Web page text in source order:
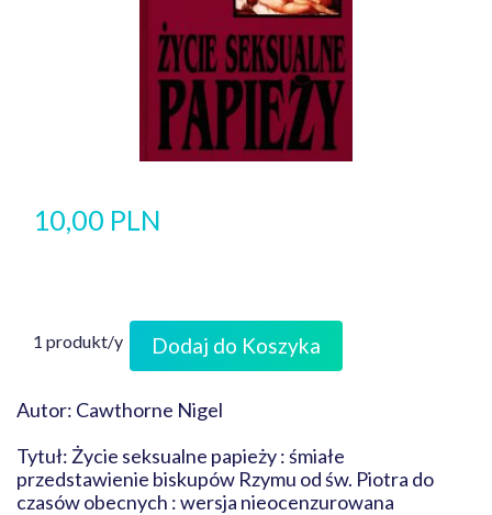
10,00 PLN
1 produkt/y Dodaj do Koszyka
Autor: Cawthorne Nigel
Tytuł: Życie seksualne papieży : śmiałe
przedstawienie biskupów Rzymu od św. Piotra do
czasów obecnych : wersja nieocenzurowana